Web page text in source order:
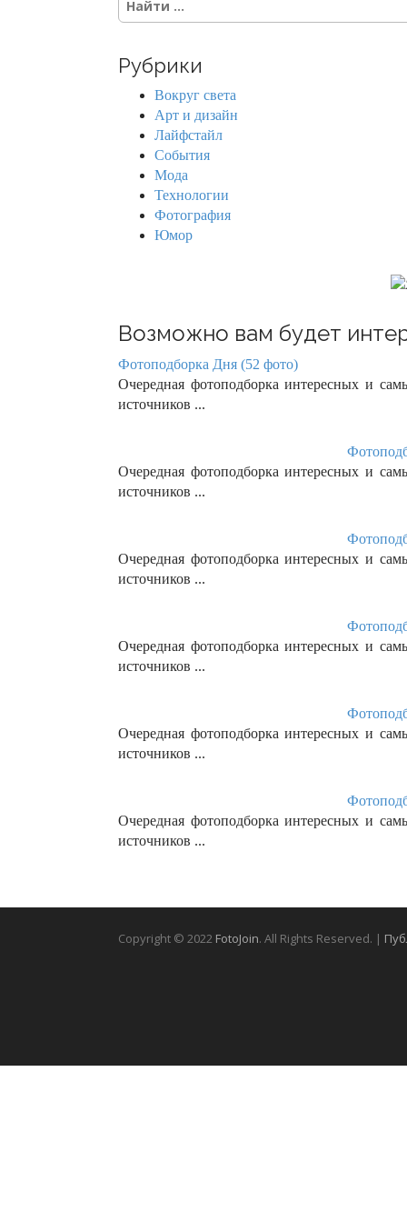
e
c
Рубрики
Вокруг света
Арт и дизайн
Лайфстайл
События
Мода
Технологии
Фотография
Юмор
Возможно вам будет
Фотоподборка Дня (52 фото)
Очередная фотоподборка интересных и
источников ...
Очередная фотоподборка интересных и
источников ...
Очередная фотоподборка интересных и
источников ...
Очередная фотоподборка интересных и
источников ...
Очередная фотоподборка интересных и
источников ...
Очередная фотоподборка интересных и
источников ...
Copyright © 2022 FotoJoin. All Rights Reserved. |